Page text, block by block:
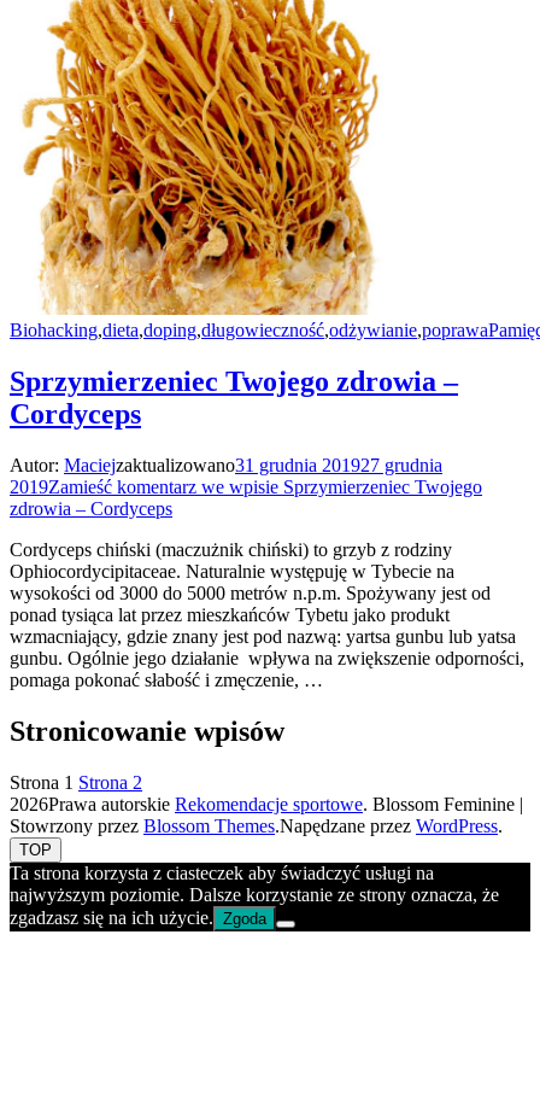
Biohacking,dieta,doping,długowieczność,odżywianie,
Sprzymierzeniec Twojego zdrowia –
Cordyceps
Autor: Maciejzaktualizowano31 grudnia 201927 grudnia
2019Zamieść komentarz we wpisie Sprzymierzeniec Twojego
zdrowia – Cordyceps
Cordyceps chiński (maczużnik chiński) to grzyb z rodziny
Ophiocordycipitaceae. Naturalnie występuję w Tybecie na
wysokości od 3000 do 5000 metrów n.p.m. Spożywany jest od
ponad tysiąca lat przez mieszkańców Tybetu jako produkt
wzmacniający, gdzie znany jest pod nazwą: yartsa gunbu lub yatsa
gunbu. Ogólnie jego działanie wpływa na zwiększenie odporności,
pomaga pokonać słabość i zmęczenie, …
Stronicowanie wpisów
Strona 1 Strona 2
2026Prawa autorskie Rekomendacje sportowe. Blossom Feminine |
Stowrzony przez Blossom Themes.Napędzane przez WordPress.
TOP
Ta strona korzysta z ciasteczek aby świadczyć usługi na
najwyższym poziomie. Dalsze korzystanie ze strony oznacza, że
zgadzasz się na ich użycie. Zgoda